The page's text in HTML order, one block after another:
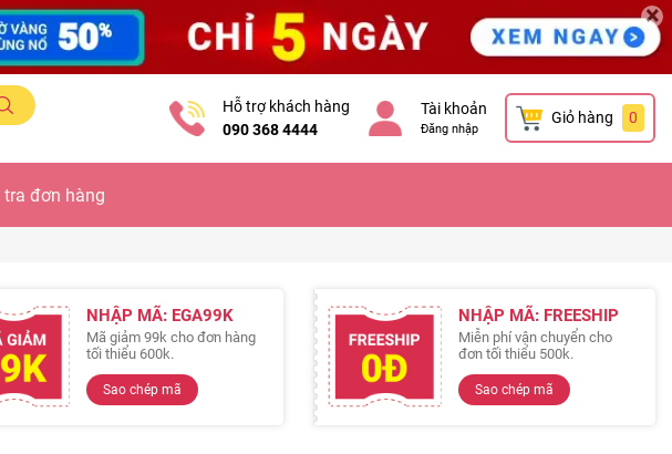
×
Hỗ trợ khách hàng
090 368 4444
Tài khoản
Đăng nhập
Giỏ hàng 0
tra đơn hàng
NHẬP MÃ: EGA99K
Mã giảm 99k cho đơn hàng
tối thiểu 600k.
Sao chép mã
NHẬP MÃ: FREESHIP
Miễn phí vận chuyển cho
đơn tối thiểu 500k.
Sao chép mã